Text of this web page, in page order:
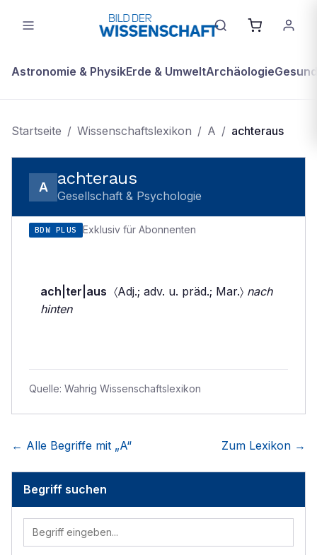
Astronomie & PhysikErde & UmweltArchäologie
Startseite / Wissenschaftslexikon / A / achteraus
A achteraus
Gesellschaft & Psychologie
BDW PLUS Exklusiv für Abonnenten
ach|ter|aus 〈Adj.; adv. u. präd.; Mar.〉 nach
hinten
Quelle: Wahrig Wissenschaftslexikon
← Alle Begriffe mit „A“ Zum Lexikon →
Begriff suchen